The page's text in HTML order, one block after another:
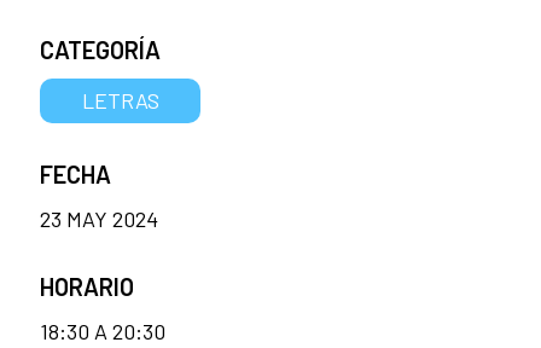
CATEGORÍA
LETRAS
FECHA
23 MAY 2024
HORARIO
18:30 A 20:30